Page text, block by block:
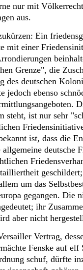
nur mit
aus.
Ein
mit einer
Grenze", die
des deutschen
jedoch ebenso
steht, ist nur sehr
ist, dass die
allgemeine deutsche
um das
gegangen. Die
ihr
aber nicht
Vertrag,
Fenske auf
schuf, dürfte